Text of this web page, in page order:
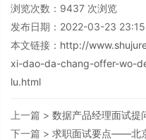
浏览次数： 9437 次浏览
发布日期：2022-03-23
本文链接： http://
xi-dao-da-chang-offer-wo-
lu.html
上一篇 > 数据产品经理面试提
下一篇 > 求职面试要点——北